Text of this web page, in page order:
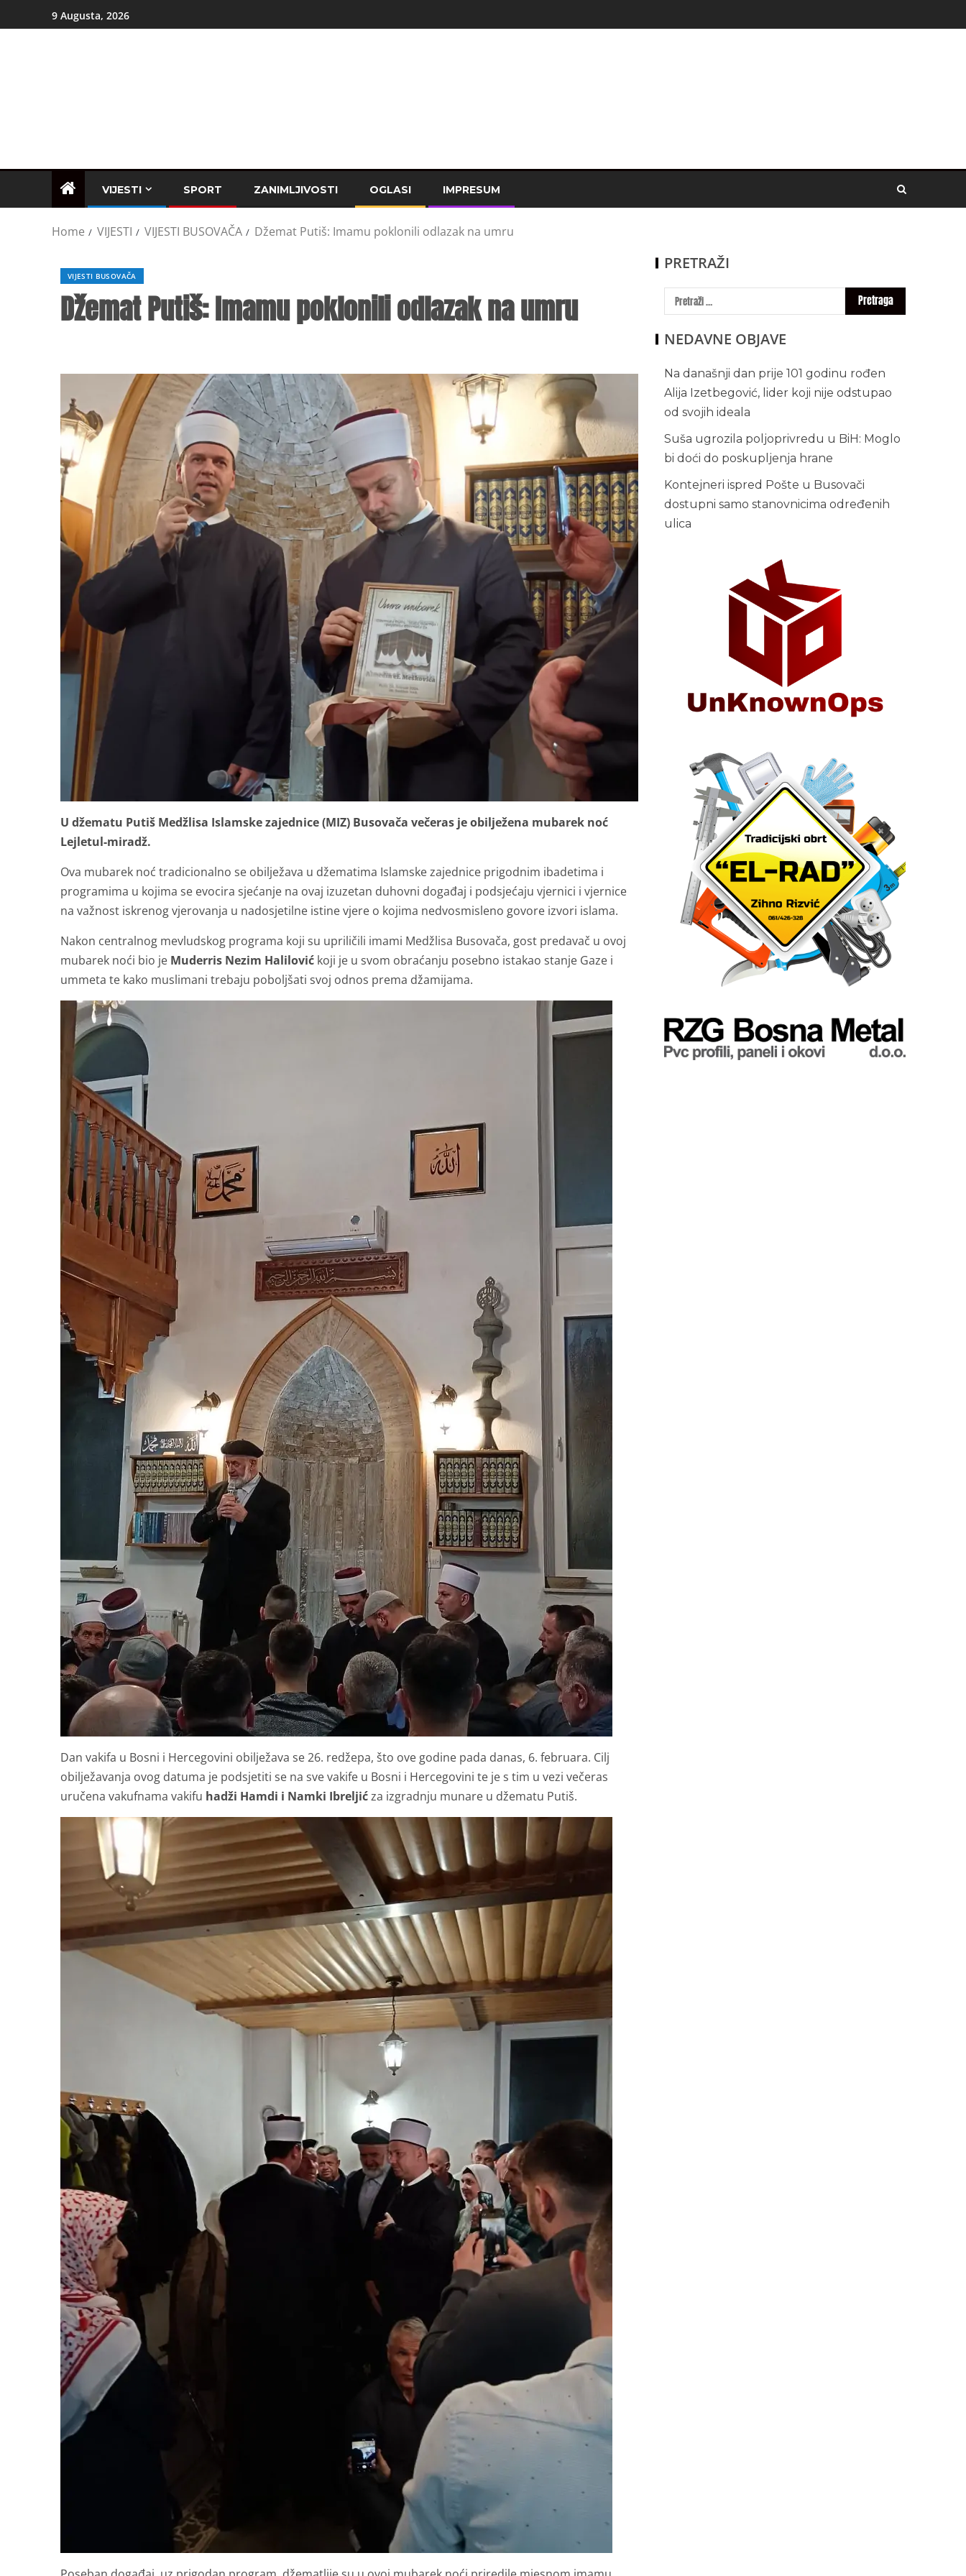
9 Augusta, 2026
VIJESTI SPORT ZANIMLJIVOSTI OGLASI IMPRESUM
Home VIJESTI VIJESTI BUSOVAČA Džemat Putiš: Imamu poklonili odlazak na umru
VIJESTI BUSOVAČA
Džemat Putiš: Imamu poklonili odlazak na umru
U džematu Putiš Medžlisa Islamske zajednice (MIZ) Busovača večeras je obilježena mubarek noć
Lejletul-miradž.
Ova mubarek noć tradicionalno se obilježava u džematima Islamske zajednice prigodnim ibadetima i
programima u kojima se evocira sjećanje na ovaj izuzetan duhovni događaj i podsjećaju vjernici i vjernice
na važnost iskrenog vjerovanja u nadosjetilne istine vjere o kojima nedvosmisleno govore izvori islama.
Nakon centralnog mevludskog programa koji su upriličili imami Medžlisa Busovača, gost predavač u ovoj
mubarek noći bio je Muderris Nezim Halilović koji je u svom obraćanju posebno istakao stanje Gaze i
ummeta te kako muslimani trebaju poboljšati svoj odnos prema džamijama.
Dan vakifa u Bosni i Hercegovini obilježava se 26. redžepa, što ove godine pada danas, 6. februara. Cilj
obilježavanja ovog datuma je podsjetiti se na sve vakife u Bosni i Hercegovini te je s tim u vezi večeras
uručena vakufnama vakifu hadži Hamdi i Namki Ibreljićza izgradnju munare u džematu Putiš.
PRETRAŽI
NEDAVNE OBJAVE
Na današnji dan prije 101 godinu rođen
Alija Izetbegović, lider koji nije odstupao
od svojih ideala
Suša ugrozila poljoprivredu u BiH: Moglo
bi doći do poskupljenja hrane
Kontejneri ispred Pošte u Busovači
dostupni samo stanovnicima određenih
ulica